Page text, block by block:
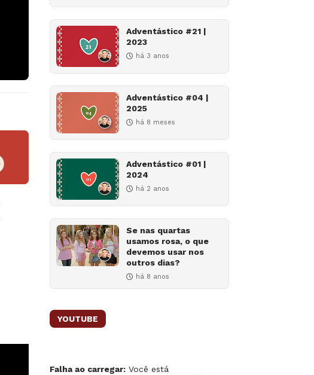
Adventástico #21 |
2023
há 3 anos
Adventástico #04 |
2025
há 8 meses
Adventástico #01 |
2024
há 2 anos
Se nas quartas
usamos rosa, o que
devemos usar nos
outros dias?
há 8 anos
YOUTUBE
Falha ao carregar: Você está